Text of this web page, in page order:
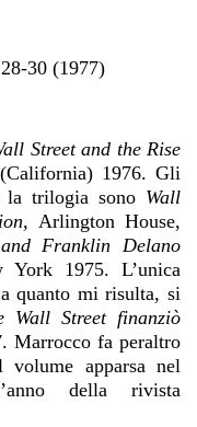
30 (1977)
Street and the Rise
1976. Gli
la trilogia sono Wall
Arlington House,
Franklin Delano
York 1975. L’unica
quanto mi risulta, si
Wall Street finanziò
Marrocco fa peraltro
volume apparsa nel
della rivista